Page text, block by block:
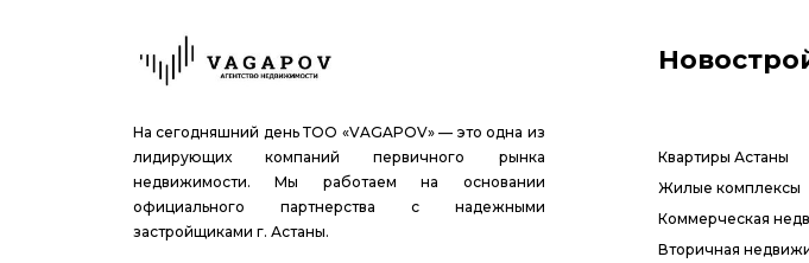
На сегодняшний день ТОО «VAGAPOV» — это одна из
лидирующих компаний первичного рынка
недвижимости. Мы работаем на основании
официального партнерства с надежными
застройщиками г. Астаны.
Квартиры Астаны
Жилые комплексы
Коммерческая
Вторичная